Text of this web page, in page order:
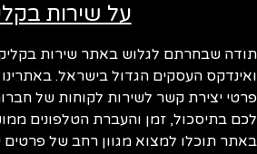
על שירות
שבחרתם לגלוש באתר שירות בקליק
העסקים הגדול בישראל. באתרינו
יצירת קשר לשירות לקוחות של
בתיסכול, זמן והעברת הטלפונים
תוכלו למצוא מגוון רחב של פרטים